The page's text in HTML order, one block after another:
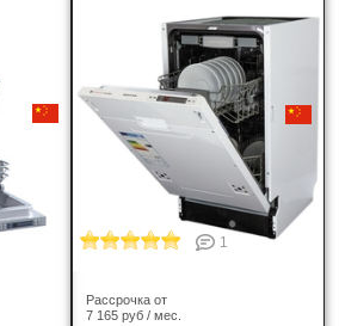
1
Рассрочка от
7 165 руб / мес.